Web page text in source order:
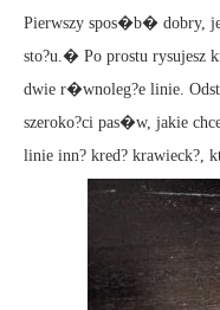
Pierwszy spos�b� dobry,
sto?u.� Po prostu rysujesz
dwie r�wnoleg?e linie.
szeroko?ci pas�w, jakie
linie inn? kred? krawieck?,